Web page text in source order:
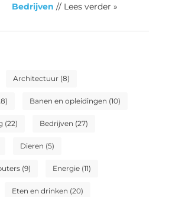
Architectuur (8)
Banen en opleidingen (10)
(22) Bedrijven (27)
Dieren (5)
(9) Energie (11)
Eten en drinken (20)
Bedrijven // Lees verder »